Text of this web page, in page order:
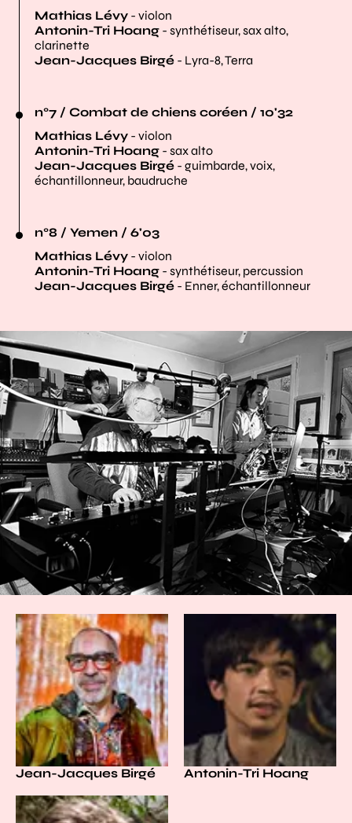
Mathias Lévy - violon
Antonin-Tri Hoang - synthétiseur, sax alto,
clarinette
Jean-Jacques Birgé - Lyra-8, Terra
n°7 / Combat de chiens coréen / 10'32
Mathias Lévy - violon
Antonin-Tri Hoang - sax alto
Jean-Jacques Birgé - guimbarde, voix,
échantillonneur, baudruche
n°8 / Yemen / 6'03
Mathias Lévy - violon
Antonin-Tri Hoang - synthétiseur, percussion
Jean-Jacques Birgé - Enner, échantillonneur
Agrandir
Jean-Jacques Birgé Antonin-Tri Hoang